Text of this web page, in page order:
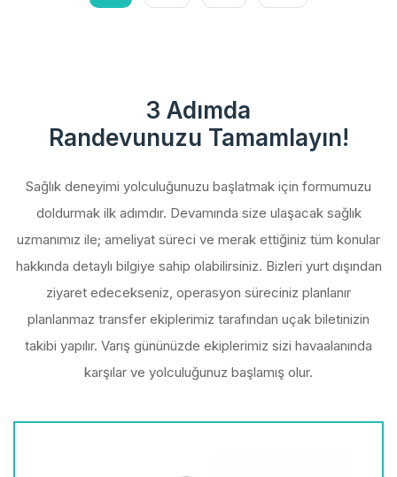
3 Adımda
Randevunuzu Tamamlayın!
Sağlık deneyimi yolculuğunuzu başlatmak için formumuzu
doldurmak ilk adımdır. Devamında size ulaşacak sağlık
uzmanımız ile; ameliyat süreci ve merak ettiğiniz tüm konular
hakkında detaylı bilgiye sahip olabilirsiniz. Bizleri yurt dışından
ziyaret edecekseniz, operasyon süreciniz planlanır
planlanmaz transfer ekiplerimiz tarafından uçak biletinizin
takibi yapılır. Varış gününüzde ekiplerimiz sizi havaalanında
karşılar ve yolculuğunuz başlamış olur.